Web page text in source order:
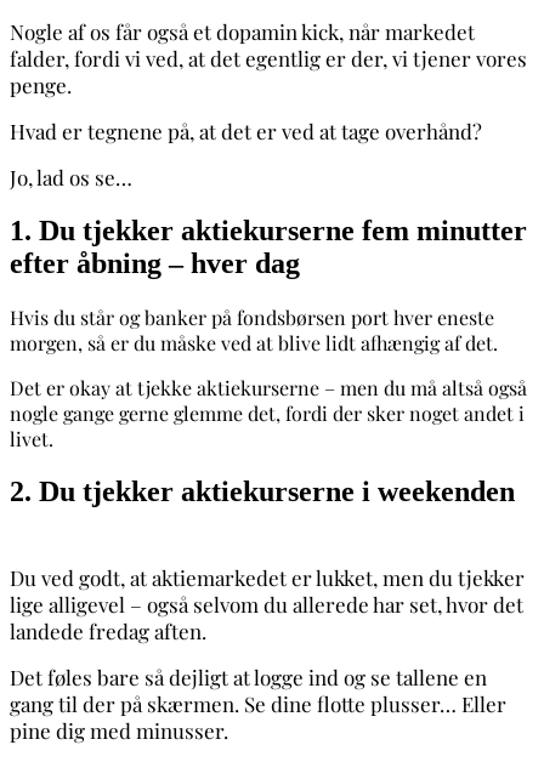
Nogle af os får også et dopamin kick, når markedet
falder, fordi vi ved, at det egentlig er der, vi tjener vores
penge.
Hvad er tegnene på, at det er ved at tage overhånd?
Jo, lad os se…
1. Du tjekker aktiekurserne fem minutter
efter åbning – hver dag
Hvis du står og banker på fondsbørsen port hver eneste
morgen, så er du måske ved at blive lidt afhængig af det.
Det er okay at tjekke aktiekurserne – men du må altså også
nogle gange gerne glemme det, fordi der sker noget andet i
livet.
2. Du tjekker aktiekurserne i weekenden
Du ved godt, at aktiemarkedet er lukket, men du tjekker
lige alligevel – også selvom du allerede har set, hvor det
landede fredag aften.
Det føles bare så dejligt at logge ind og se tallene en
gang til der på skærmen. Se dine flotte plusser… Eller
pine dig med minusser.